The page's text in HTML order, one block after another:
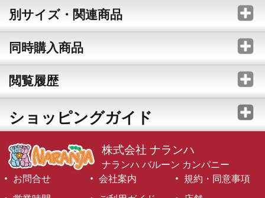
別サイズ・関連商品
同時購入商品
閲覧履歴
ショッピングガイド
株式会社 ナランハ
ナランハ バルーン カンパニー
お問合せ
会社案内
規約・同意事項